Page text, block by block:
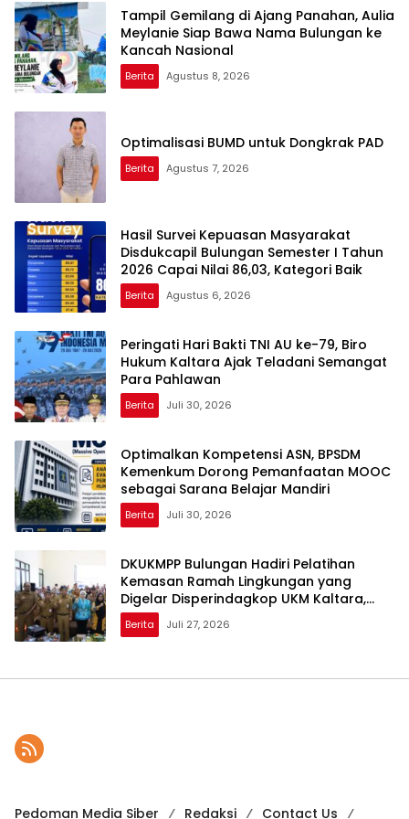
Kelas
Tampil Gemilang di Ajang Panahan, Aulia
Meylanie Siap Bawa Nama Bulungan ke
Kancah Nasional
Berita Agustus 8, 2026
Optimalisasi BUMD untuk Dongkrak PAD
Berita Agustus 7, 2026
Hasil Survei Kepuasan Masyarakat
Disdukcapil Bulungan Semester I Tahun
2026 Capai Nilai 86,03, Kategori Baik
Berita Agustus 6, 2026
Peringati Hari Bakti TNI AU ke-79, Biro
Hukum Kaltara Ajak Teladani Semangat
Para Pahlawan
Berita Juli 30, 2026
Optimalkan Kompetensi ASN, BPSDM
Kemenkum Dorong Pemanfaatan MOOC
sebagai Sarana Belajar Mandiri
Berita Juli 30, 2026
DKUKMPP Bulungan Hadiri Pelatihan
Kemasan Ramah Lingkungan yang
Digelar Disperindagkop UKM Kaltara,
Dorong IKM Naik Kelas
Berita Juli 27, 2026
Pedoman Media Siber Redaksi Contact Us